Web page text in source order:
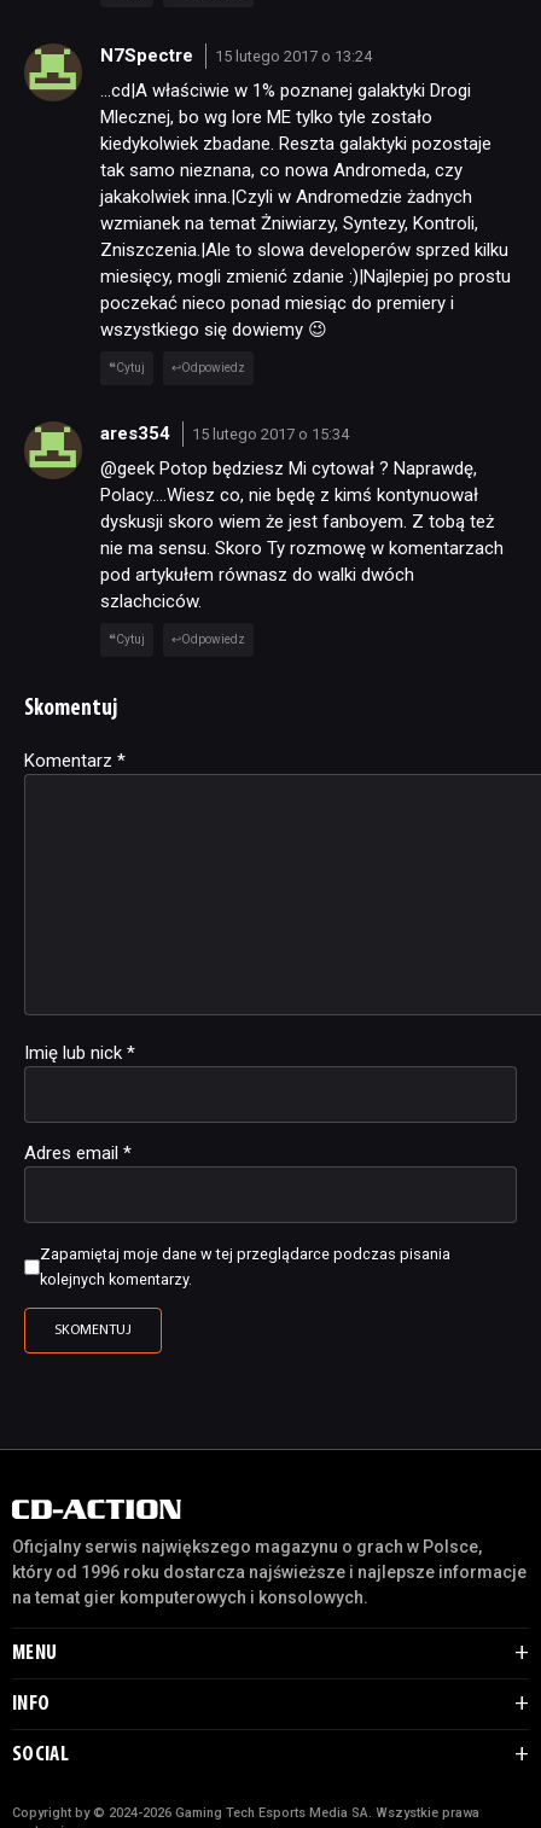
N7Spectre 15 lutego 2017 o 13:24
…cd|A właściwie w 1% poznanej galaktyki Drogi
Mlecznej, bo wg lore ME tylko tyle zostało
kiedykolwiek zbadane. Reszta galaktyki pozostaje
tak samo nieznana, co nowa Andromeda, czy
jakakolwiek inna.|Czyli w Andromedzie żadnych
wzmianek na temat Żniwiarzy, Syntezy, Kontroli,
Zniszczenia.|Ale to slowa developerów sprzed kilku
miesięcy, mogli zmienić zdanie :)|Najlepiej po prostu
poczekać nieco ponad miesiąc do premiery i
wszystkiego się dowiemy 😉
Cytuj Odpowiedz
ares354 15 lutego 2017 o 15:34
@geek Potop będziesz Mi cytował ? Naprawdę,
Polacy….Wiesz co, nie będę z kimś kontynuował
dyskusji skoro wiem że jest fanboyem. Z tobą też
nie ma sensu. Skoro Ty rozmowę w komentarzach
pod artykułem równasz do walki dwóch
szlachciców.
Cytuj Odpowiedz
Skomentuj
Komentarz *
Imię lub nick *
Adres email *
Zapamiętaj moje dane w tej przeglądarce podczas pisania
kolejnych komentarzy.
Alternative:
Oficjalny serwis największego magazynu o grach w Polsce,
który od 1996 roku dostarcza najświeższe i najlepsze informacje
na temat gier komputerowych i konsolowych.
MENU
INFO
SOCIAL
Copyright by © 2024-2026 Gaming Tech Esports Media SA. Wszystkie prawa